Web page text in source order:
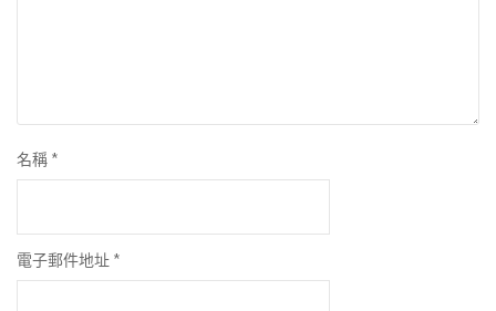
名稱 *
電子郵件地址 *